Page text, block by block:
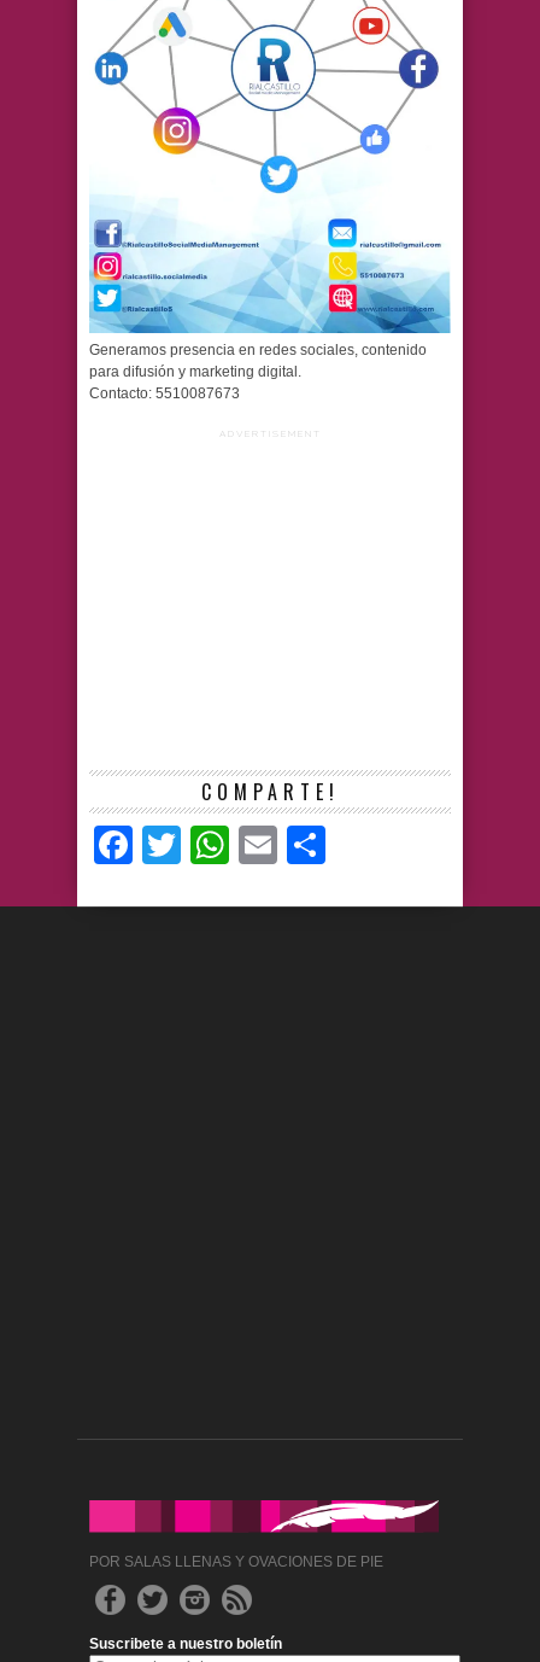
Generamos presencia en redes sociales, contenido
para difusión y marketing digital.
Contacto: 5510087673
ADVERTISEMENT
COMPARTE!
Facebook
TwitterWhatsApp
Email
POR SALAS LLENAS Y OVACIONES DE PIE
Suscribete a nuestro boletín